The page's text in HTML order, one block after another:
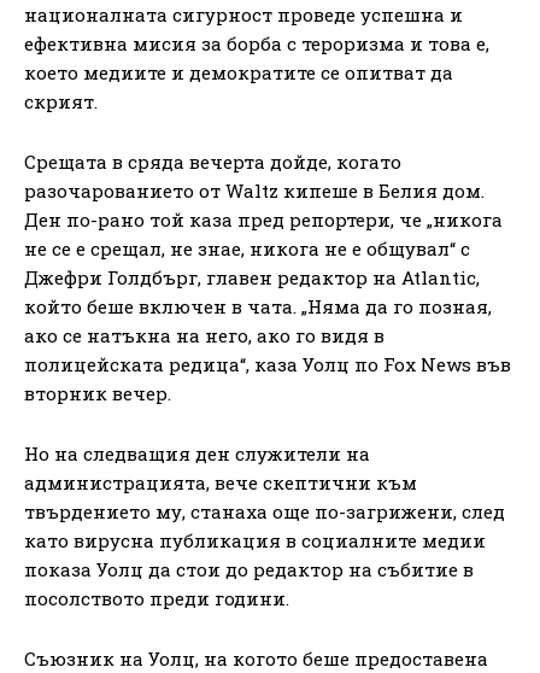
националната сигурност проведе успешна и
ефективна мисия за борба с тероризма и това е,
което медиите и демократите се опитват да
скрият.
Срещата в сряда вечерта дойде, когато
разочарованието от Waltz кипеше в Белия дом.
Ден по-рано той каза пред репортери, че „никога
не се е срещал, не знае, никога не е общувал“ с
Джефри Голдбърг, главен редактор на Atlantic,
който беше включен в чата. „Няма да го позная,
ако се натъкна на него, ако го видя в
полицейската редица“, каза Уолц по Fox News във
вторник вечер.
Но на следващия ден служители на
администрацията, вече скептични към
твърдението му, станаха още по-загрижени, след
като вирусна публикация в социалните медии
показа Уолц да стои до редактор на събитие в
посолството преди години.
Съюзник на Уолц, на когото беше предоставена